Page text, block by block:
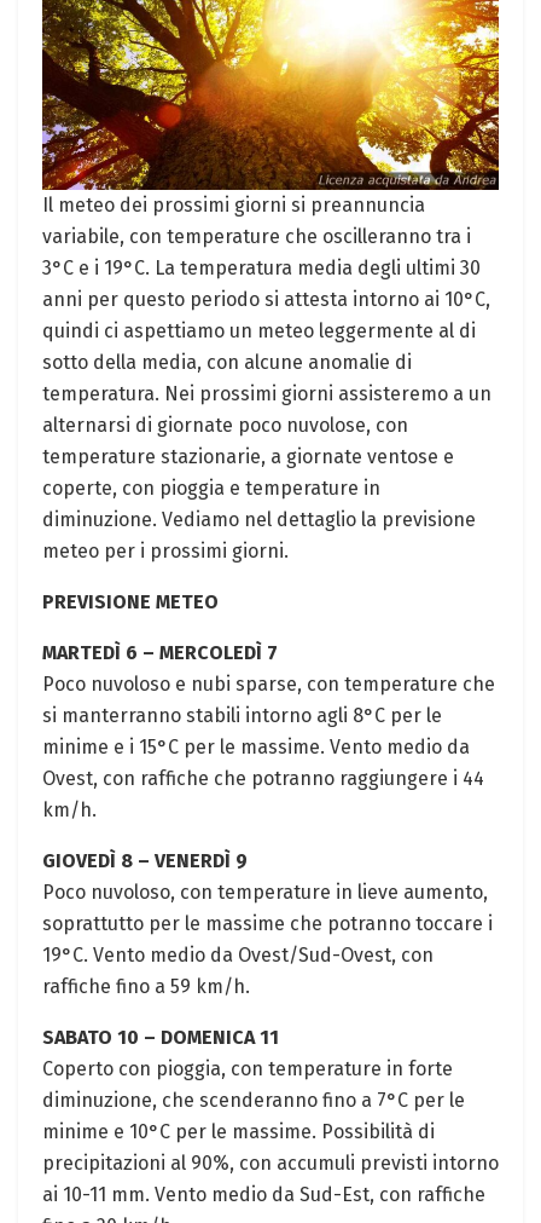
Il meteo dei prossimi giorni si preannuncia
variabile, con temperature che oscilleranno tra i
3°C e i 19°C. La temperatura media degli ultimi 30
anni per questo periodo si attesta intorno ai 10°C,
quindi ci aspettiamo un meteo leggermente al di
sotto della media, con alcune anomalie di
temperatura. Nei prossimi giorni assisteremo a un
alternarsi di giornate poco nuvolose, con
temperature stazionarie, a giornate ventose e
coperte, con pioggia e temperature in
diminuzione. Vediamo nel dettaglio la previsione
meteo per i prossimi giorni.
PREVISIONE METEO
MARTEDÌ 6 – MERCOLEDÌ 7
Poco nuvoloso e nubi sparse, con temperature che
si manterranno stabili intorno agli 8°C per le
minime e i 15°C per le massime. Vento medio da
Ovest, con raffiche che potranno raggiungere i 44
km/h.
GIOVEDÌ 8 – VENERDÌ 9
Poco nuvoloso, con temperature in lieve aumento,
soprattutto per le massime che potranno toccare i
19°C. Vento medio da Ovest/Sud-Ovest, con
raffiche fino a 59 km/h.
SABATO 10 – DOMENICA 11
Coperto con pioggia, con temperature in forte
diminuzione, che scenderanno fino a 7°C per le
minime e 10°C per le massime. Possibilità di
precipitazioni al 90%, con accumuli previsti intorno
ai 10-11 mm. Vento medio da Sud-Est, con raffiche